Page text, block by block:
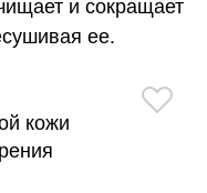
ее.